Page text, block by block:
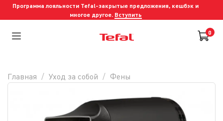
Программа лояльности Tefal-закрытые предложения, кешбэк и
многое другое. Вступить
0
Главная Уход за собой Фены